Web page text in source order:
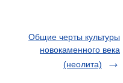
Общие черты культуры
новокаменного века
(неолита)